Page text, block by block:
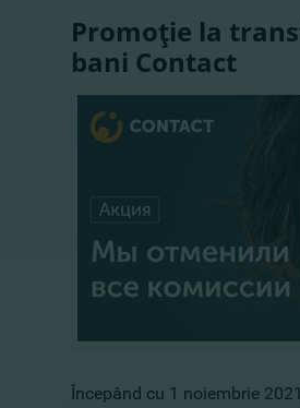
Promoţie la
bani Contact
Începând cu 1 noiembrie